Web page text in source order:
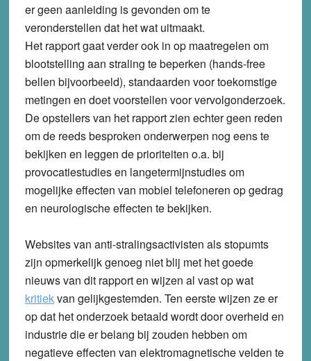
er geen aanleiding is gevonden om te
veronderstellen dat het wat uitmaakt.
Het rapport gaat verder ook in op maatregelen om
blootstelling aan straling te beperken (hands-free
bellen bijvoorbeeld), standaarden voor toekomstige
metingen en doet voorstellen voor vervolgonderzoek.
De opstellers van het rapport zien echter geen reden
om de reeds besproken onderwerpen nog eens te
bekijken en leggen de prioriteiten o.a. bij
provocatiestudies en langetermijnstudies om
mogelijke effecten van mobiel telefoneren op gedrag
en neurologische effecten te bekijken.
Websites van anti-stralingsactivisten als stopumts
zijn opmerkelijk genoeg niet blij met het goede
nieuws van dit rapport en wijzen al vast op wat
kritiekvan gelijkgestemden. Ten eerste wijzen ze er
op dat het onderzoek betaald wordt door overheid en
industrie die er belang bij zouden hebben om
negatieve effecten van elektromagnetische velden te